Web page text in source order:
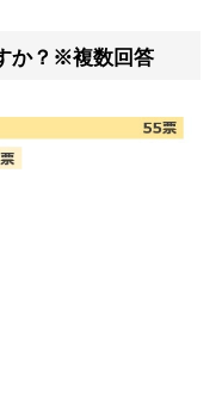
か？※複数回答